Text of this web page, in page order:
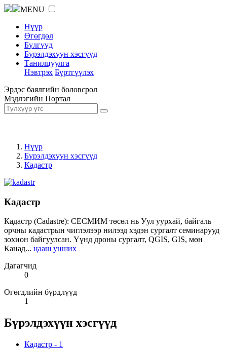
MENU
Нүүр
Өгөгдөл
Бүлгүүд
Бүрэлдэхүүн хэсгүүд
Танилцуулга
Нэвтрэх Бүртгүүлэх
Эрдэс баялгийн боловсрол
Мэдлэгийн Портал
Нүүр
Бүрэлдэхүүн хэсгүүд
Кадастр
Кадастр
Кадастр (Cadastre): СЕСМИМ төсөл нь Уул уурхай, байгаль
орчны кадастрын чиглэлээр нилээд хэдэн сургалт семинарууд
зохион байгуулсан. Үүнд дроны сургалт, QGIS, GIS, мөн
Канад... цааш унших
Дагагчид
0
Өгөгдлийн бүрдлүүд
1
Бүрэлдэхүүн хэсгүүд
Кадастр - 1